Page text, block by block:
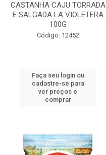
CASTANHA CAJU TORRADA
E SALGADA LA VIOLETERA
100G
Código: 12452
Faça seu login ou
cadastre-se para
ver preços e
comprar